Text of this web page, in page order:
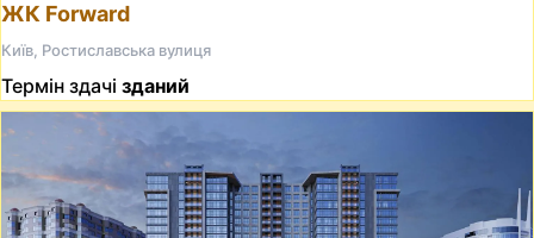
ЖК Forward
Київ, Ростиславська вулиця
Термін здачі зданий